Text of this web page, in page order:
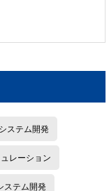
ステム開発
レーション
ステム開発